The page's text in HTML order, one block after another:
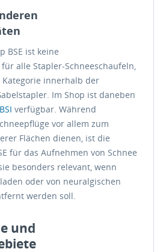
BSE ist keine
alle Stapler-Schneeschaufeln,
innerhalb der
Im Shop ist daneben
verfügbar. Während
vor allem zum
Flächen dienen, ist die
für das Aufnehmen von Schnee
besonders relevant, wenn
oder von neuralgischen
werden soll.
und